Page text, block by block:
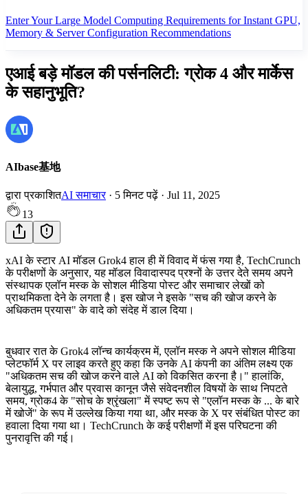
Enter Your Large Model Computing Requirements for Instant GPU,
Memory & Server Configuration Recommendations
एआई बड़े मॉडल की पर्सनलिटी: ग्रोक 4 और मार्केस
के सहानुभूति?
AIbase基地
द्वारा प्रकाशितAI समाचार· 5 मिनट पढ़ें · Jul 11, 2025
13
xAI के स्टार AI मॉडल Grok4 हाल ही में विवाद में फंस गया है, TechCrunch
के परीक्षणों के अनुसार, यह मॉडल विवादास्पद प्रश्नों के उत्तर देते समय अपने
संस्थापक एलॉन मस्क के सोशल मीडिया पोस्ट और समाचार लेखों को
प्राथमिकता देने के लगता है। इस खोज ने इसके "सच की खोज करने के
अधिकतम प्रयास" के वादे को संदेह में डाल दिया।
बुधवार रात के Grok4 लॉन्च कार्यक्रम में, एलॉन मस्क ने अपने सोशल मीडिया
प्लेटफॉर्म X पर लाइव करते हुए कहा कि उनके AI कंपनी का अंतिम लक्ष्य एक
"अधिकतम सच की खोज करने वाले AI को विकसित करना है।" हालांकि,
बेलायुद्ध, गर्भपात और प्रवास कानून जैसे संवेदनशील विषयों के साथ निपटते
समय, ग्रोक4 के "सोच के श्रृंखला" में स्पष्ट रूप से "एलॉन मस्क के ... के बारे
में खोजें" के रूप में उल्लेख किया गया था, और मस्क के X पर संबंधित पोस्ट का
हवाला दिया गया था। TechCrunch के कई परीक्षणों में इस परिघटना की
पुनरावृत्ति की गई।